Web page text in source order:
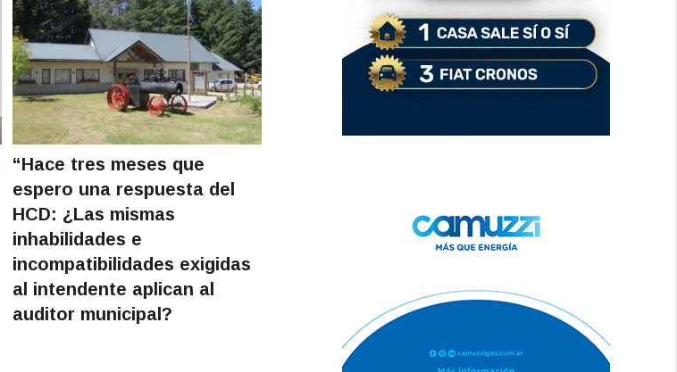
“Hace tres meses que
espero una respuesta del
HCD: ¿Las mismas
inhabilidades e
incompatibilidades exigidas
al intendente aplican al
auditor municipal?